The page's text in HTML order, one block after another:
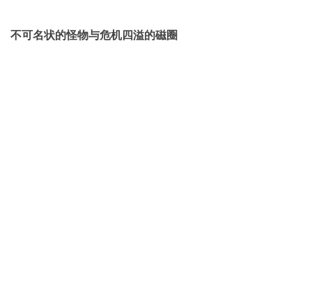
不可名状的怪物与危机四溢的磁圈